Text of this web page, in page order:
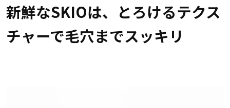
新鮮なSKIOは、とろけるテクス
チャーで毛穴までスッキリ